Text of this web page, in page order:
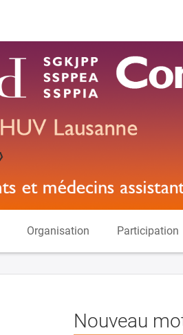
Organisation Participation
Nouveau